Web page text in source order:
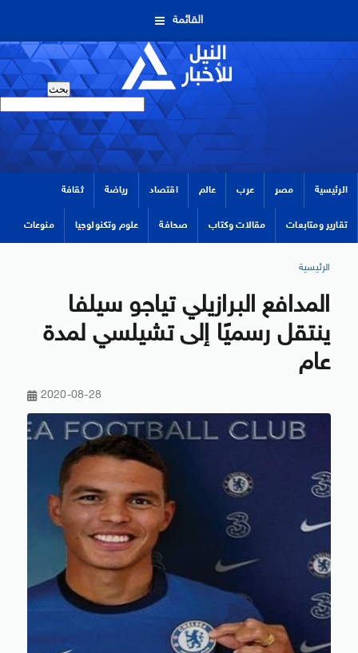
القائمة
الرئيسية مصر عرب عالم اقتصاد رياضة ثقافة
تقارير ومتابعات مقالات وكتاب صحافة علوم وتكنولوجيا منوعات
الرئيسية
المدافع البرازيلي تياجو سيلفا
ينتقل رسميًا إلى تشيلسي لمدة
عام
2020-08-28